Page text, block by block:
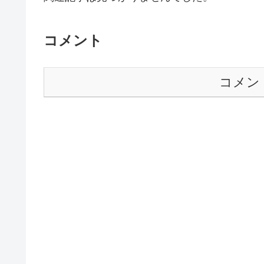
コメント
コメン